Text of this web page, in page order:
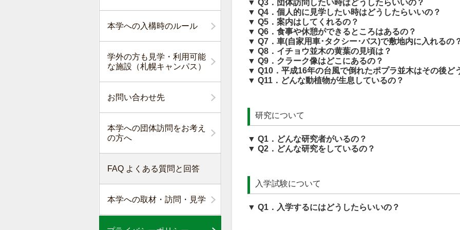
▼ Q3．団体訪問したい時はどうしたらいいの？
▼ Q4．個人的に見学したい時はどうしたらいいの？
▼ Q5．案内はしてくれるの？
▼ Q6．食事や休憩ができるところはあるの？
▼ Q7．車(自家用車･タクシー･バス)で敷地内に入れるの
▼ Q8．イチョウ並木の黄葉の見頃は？
▼ Q9．クラーク像はどこにあるの？
▼ Q10．平成16年の台風で倒れたポプラ並木はその後ど
▼ Q11．どんな動植物が生息しているの？
研究について
▼ Q1．どんな研究者がいるの？
▼ Q2．どんな研究をしているの？
入学試験について
▼ Q1．入学するにはどうしたらいいの？
本学への入構時のルール
学外の方も見学・利用可能
な施設（札幌キャンパス）
お問い合わせ先
本学への団体訪問をお考え
の方へ
FAQ よくある質問と回答
本学への取材・訪問・見学